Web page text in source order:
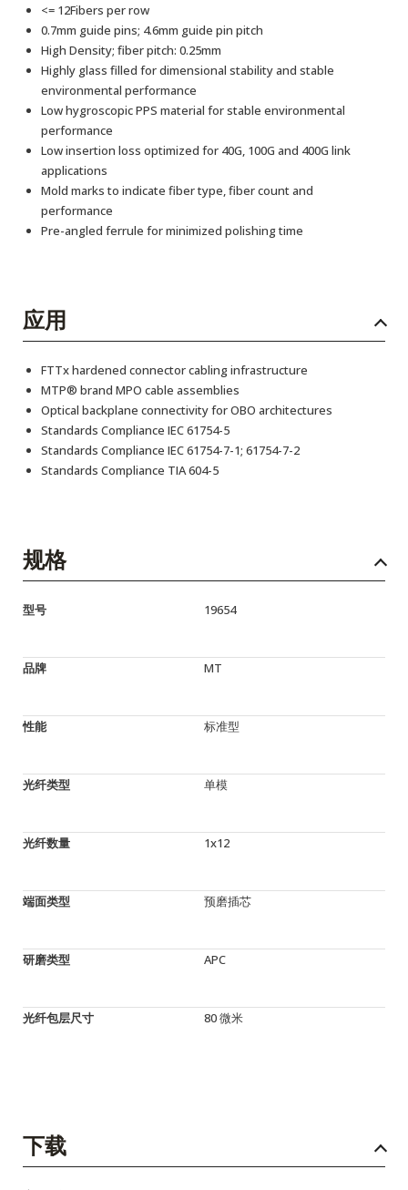
<= 12Fibers per row
0.7mm guide pins; 4.6mm guide pin pitch
High Density; fiber pitch: 0.25mm
Highly glass filled for dimensional stability and stable
environmental performance
Low hygroscopic PPS material for stable environmental
performance
Low insertion loss optimized for 40G, 100G and 400G link
applications
Mold marks to indicate fiber type, fiber count and
performance
Pre-angled ferrule for minimized polishing time
应用
FTTx hardened connector cabling infrastructure
MTP® brand MPO cable assemblies
Optical backplane connectivity for OBO architectures
Standards Compliance IEC 61754-5
Standards Compliance IEC 61754-7-1; 61754-7-2
Standards Compliance TIA 604-5
规格
型号 19654
品牌 MT
性能 标准型
光纤类型 单模
光纤数量 1x12
端面类型 预磨插芯
研磨类型 APC
光纤包层尺寸 80 微米
下载